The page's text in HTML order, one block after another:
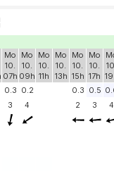
Mo
10.
07h
Mo
10.
09h
Mo
10.
11h
Mo
10.
13h
Mo
10.
15h
Mo
10.
17h
0.3 0.2 0.3 0.5
3 4 2 3 4